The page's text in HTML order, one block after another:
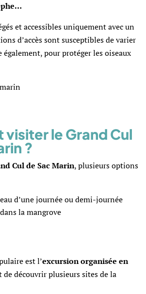
et accessibles uniquement avec un
d’accès sont susceptibles de varier
également, pour protéger les oiseaux
le Grand Cul
?
Cul de Sac Marin, plusieurs options
d’une journée ou demi-journée
la mangrove
est l’excursion organisée en
de découvrir plusieurs sites de la